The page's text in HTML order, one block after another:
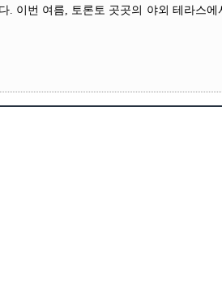
. 이번 여름, 토론토 곳곳의 야외 테라스